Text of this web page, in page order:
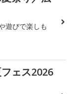
遊びで楽しも
ェス2026